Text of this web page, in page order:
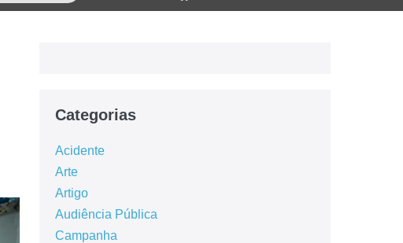
Categorias
Acidente
Arte
Artigo
Audiência Pública
Campanha